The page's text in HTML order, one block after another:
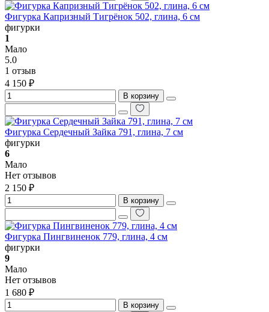
Фигурка Капризный Тигрёнок 502, глина, 6 см
фигурки
1
Мало
5.0
1 отзыв
4 150 ₽
В корзину
Фигурка Сердечный Зайка 791, глина, 7 см
фигурки
6
Мало
Нет отзывов
2 150 ₽
В корзину
Фигурка Пингвиненок 779, глина, 4 см
фигурки
9
Мало
Нет отзывов
1 680 ₽
В корзину